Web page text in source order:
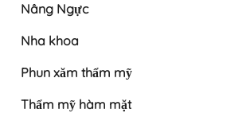
Nâng Ngực
Nha khoa
Phun xăm thẩm mỹ
Thẩm mỹ hàm mặt